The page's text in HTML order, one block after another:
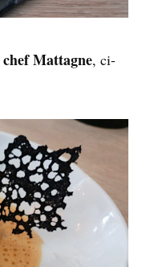
chef Mattagne, ci-